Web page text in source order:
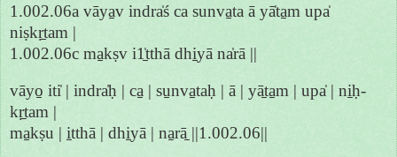
1.002.06a vāya̱v indra̍ś ca sunva̱ta ā yā̍ta̱m upa̍
niṣkṛ̱tam |
1.002.06c ma̱kṣv i1̱̍tthā dhi̱yā na̍rā ||
vāyo̱ iti̍ | indra̍ḥ | ca̱ | su̱nva̱taḥ | ā | yā̱ta̱m | upa̍ | ni̱ḥ-
kṛ̱tam |
ma̱kṣu | i̱tthā | dhi̱yā | na̱rā̱ ||1.002.06||